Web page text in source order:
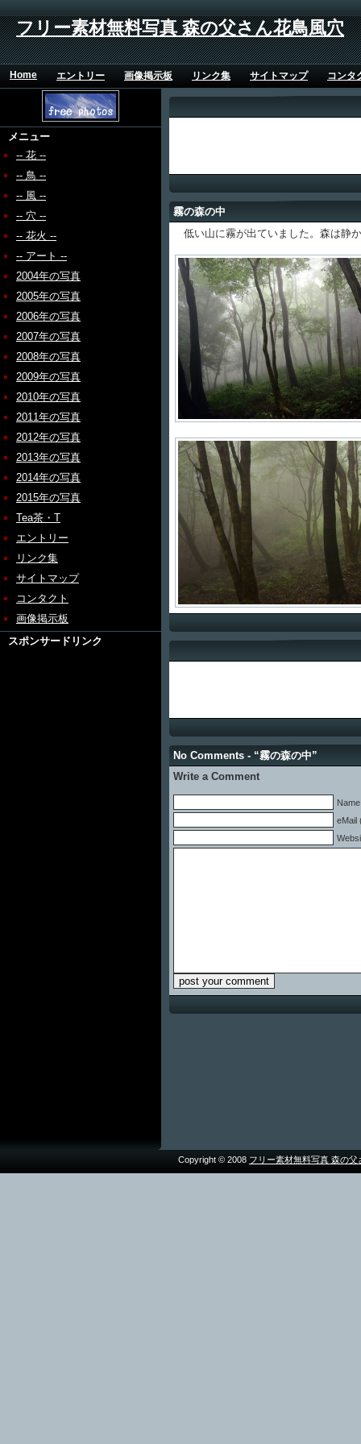
フリー素材無料写真 森の父さん花鳥風穴
Home エントリー 画像掲示板 リンク集 サイトマップ コンタ
メニュー
-- 花 --
-- 鳥 --
-- 風 --
-- 穴 --
-- 花火 --
-- アート --
2004年の写真
2005年の写真
2006年の写真
2007年の写真
2008年の写真
2009年の写真
2010年の写真
2011年の写真
2012年の写真
2013年の写真
2014年の写真
2015年の写真
Tea茶・T
エントリー
リンク集
サイトマップ
コンタクト
画像掲示板
スポンサードリンク
霧の森の中
低い山に霧が出ていました。森は静
No Comments - “霧の森の中”
Write a Comment
eMail
Copyright © 2008 フリー素材無料写真 森の父